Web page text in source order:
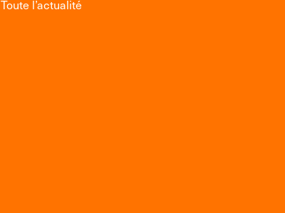
Toute l’actualité